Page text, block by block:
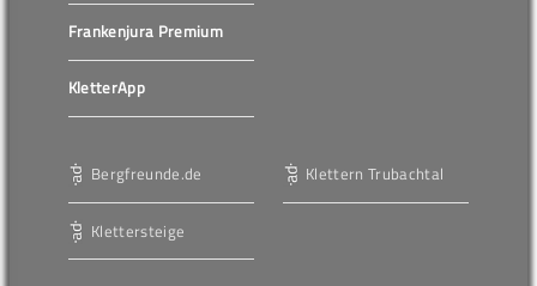
Frankenjura Premium
KletterApp
Bergfreunde.de
Klettersteige
Klettern Trubachtal